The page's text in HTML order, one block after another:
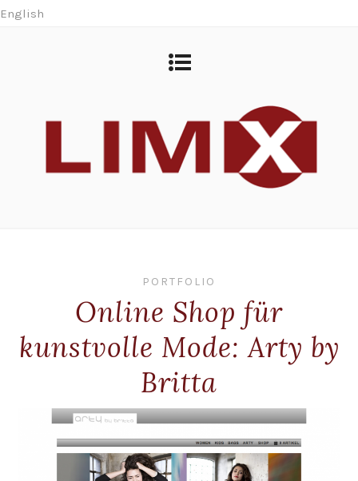
English
PORTFOLIO
Online Shop für
kunstvolle Mode: Arty by
Britta